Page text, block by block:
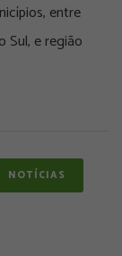
entre
Sul, e região
NOTÍCIAS